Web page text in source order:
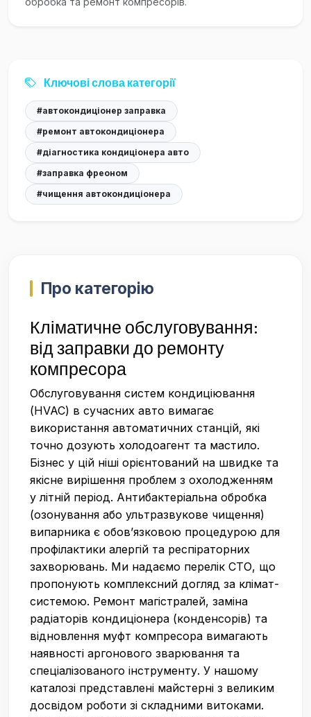
Ключові слова категорії
#автокондиціонер заправка
#ремонт автокондиціонера
#діагностика кондиціонера авто
#заправка фреоном
#чищення автокондиціонера
Про категорію
Кліматичне обслуговування:
від заправки до ремонту
компресора
Обслуговування систем кондиціювання
(HVAC) в сучасних авто вимагає
використання автоматичних станцій, які
точно дозують холодоагент та мастило.
Бізнес у цій ніші орієнтований на швидке та
якісне вирішення проблем з охолодженням
у літній період. Антибактеріальна обробка
(озонування або ультразвукове чищення)
випарника є обов’язковою процедурою для
профілактики алергій та респіраторних
захворювань. Ми надаємо перелік СТО, що
пропонують комплексний догляд за клімат-
системою. Ремонт магістралей, заміна
радіаторів кондиціонера (конденсорів) та
відновлення муфт компресора вимагають
наявності аргонового зварювання та
спеціалізованого інструменту. У нашому
каталозі представлені майстерні з великим
досвідом роботи зі складними витоками.